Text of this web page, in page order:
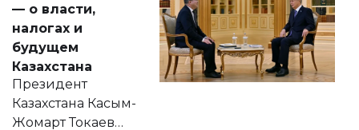
— о власти,
налогах и
будущем
Казахстана
Президент
Казахстана Касым-
Жомарт Токаев